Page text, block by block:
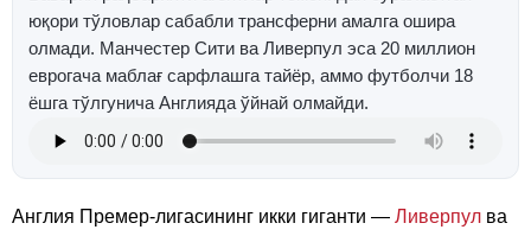
юқори тўловлар сабабли трансферни амалга ошира
олмади. Манчестер Сити ва Ливерпул эса 20 миллион
еврогача маблағ сарфлашга тайёр, аммо футболчи 18
ёшга тўлгунича Англияда ўйнай олмайди.
Англия Премер-лигасининг икки гиганти — Ливерпул ва